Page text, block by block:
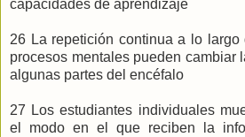
capacidades de aprendizaje
26 La repetición continua a lo
procesos mentales pueden cambiar
algunas partes del encéfalo
27 Los estudiantes individuales
el modo en el que reciben la